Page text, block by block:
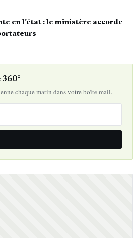
en l’état : le ministère accorde
chaque matin dans votre boîte mail.